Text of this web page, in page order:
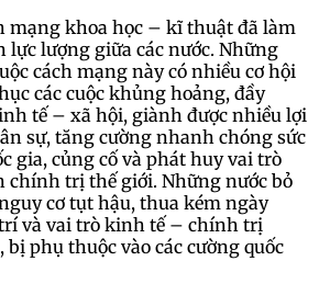
mạng khoa học – kĩ thuật đã làm
lực lượng giữa các nước. Những
cách mạng này có nhiều cơ hội
các cuộc khủng hoảng, đầy
tế – xã hội, giành được nhiều lợi
sự, tăng cường nhanh chóng sức
gia, củng cố và phát huy vai trò
chính trị thế giới. Những nước bỏ
cơ tụt hậu, thua kém ngày
và vai trò kinh tế – chính trị
phụ thuộc vào các cường quốc